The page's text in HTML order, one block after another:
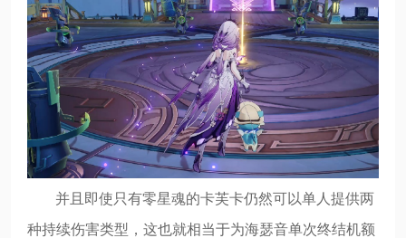
并且即使只有零星魂的卡芙卡仍然可以单人提供两
种持续伤害类型，这也就相当于为海瑟音单次终结机额